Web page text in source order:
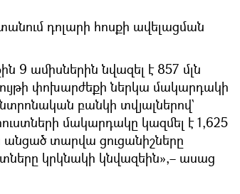
դոլարի հոսքի ավելացման
9 ամիսներին նվազել է 857 մլն
փոխարժեքի ներկա մակարդակի
բանկի տվյալներով`
մակարդակը կազմել է 1,625
անցած տարվա ցուցանիշները
կրկնակի կնվազեին»,– ասաց